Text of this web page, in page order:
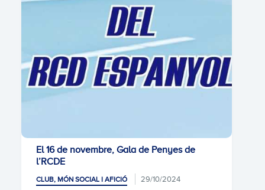
El 16 de novembre, Gala de Penyes de
l’RCDE
CLUB, MÓN SOCIAL I AFICIÓ 29/10/2024